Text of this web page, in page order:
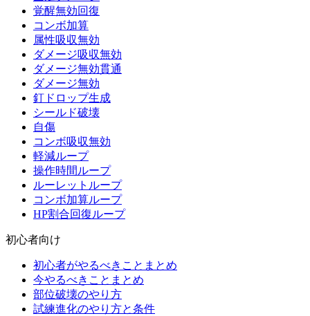
覚醒無効回復
コンボ加算
属性吸収無効
ダメージ吸収無効
ダメージ無効貫通
ダメージ無効
釘ドロップ生成
シールド破壊
自傷
コンボ吸収無効
軽減ループ
操作時間ループ
ルーレットループ
コンボ加算ループ
HP割合回復ループ
初心者向け
初心者がやるべきことまとめ
今やるべきことまとめ
部位破壊のやり方
試練進化のやり方と条件